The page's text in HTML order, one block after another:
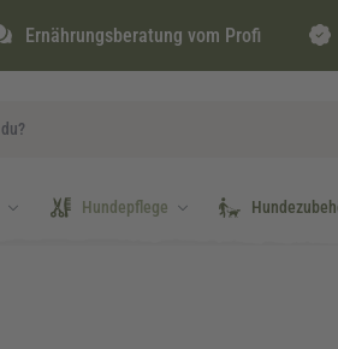
Ernährungsberatung vom Profi
Hundepflege